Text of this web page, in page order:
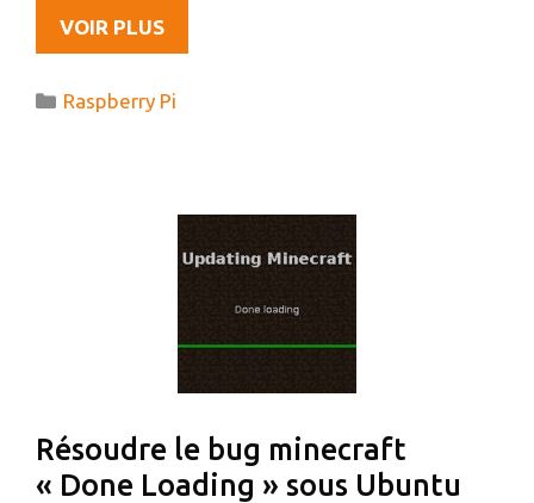
VOIR PLUSMON
NOUVEAU
À
PI
Catégories
Raspberry Pi
Résoudre le bug minecraft
« Done Loading » sous Ubuntu